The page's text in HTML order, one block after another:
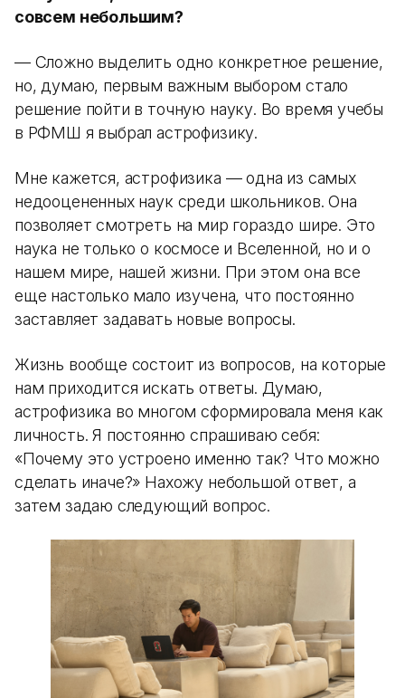
совсем небольшим?
— Сложно выделить одно конкретное решение,
но, думаю, первым важным выбором стало
решение пойти в точную науку. Во время учебы
в РФМШ я выбрал астрофизику.
Мне кажется, астрофизика — одна из самых
недооцененных наук среди школьников. Она
позволяет смотреть на мир гораздо шире. Это
наука не только о космосе и Вселенной, но и о
нашем мире, нашей жизни. При этом она все
еще настолько мало изучена, что постоянно
заставляет задавать новые вопросы.
Жизнь вообще состоит из вопросов, на которые
нам приходится искать ответы. Думаю,
астрофизика во многом сформировала меня как
личность. Я постоянно спрашиваю себя:
«Почему это устроено именно так? Что можно
сделать иначе?» Нахожу небольшой ответ, а
затем задаю следующий вопрос.